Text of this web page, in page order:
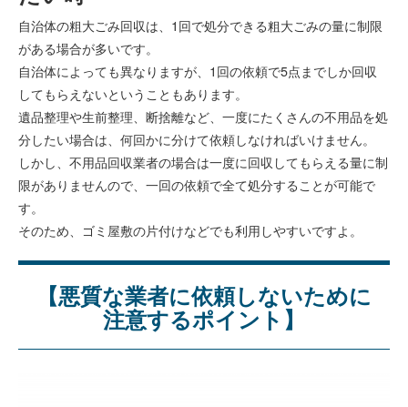
自治体の粗大ごみ回収は、1回で処分できる粗大ごみの量に制限
がある場合が多いです。
自治体によっても異なりますが、1回の依頼で5点までしか回収
してもらえないということもあります。
遺品整理や生前整理、断捨離など、一度にたくさんの不用品を処
分したい場合は、何回かに分けて依頼しなければいけません。
しかし、不用品回収業者の場合は一度に回収してもらえる量に制
限がありませんので、一回の依頼で全て処分することが可能で
す。
そのため、ゴミ屋敷の片付けなどでも利用しやすいですよ。
【悪質な業者に依頼しないために
注意するポイント】